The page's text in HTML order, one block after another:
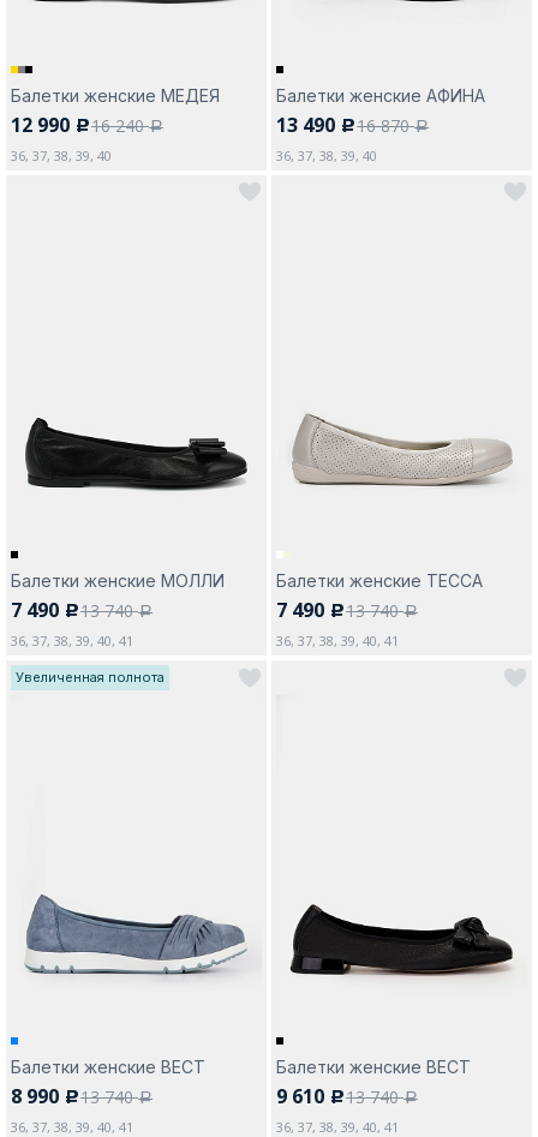
Балетки женские МЕДЕЯ
12 990 c16 240a
36, 37, 38, 39, 40
Балетки женские АФИНА
13 490 c16 870a
36, 37, 38, 39, 40
Балетки женские МОЛЛИ
7 490 c13 740a
36, 37, 38, 39, 40, 41
Балетки женские ТЕССА
7 490 c13 740a
36, 37, 38, 39, 40, 41
Увеличенная полнота
Балетки женские ВЕСТ
8 990 c13 740a
36, 37, 38, 39, 40, 41
Балетки женские ВЕСТ
9 610 c13 740a
36, 37, 38, 39, 40, 41